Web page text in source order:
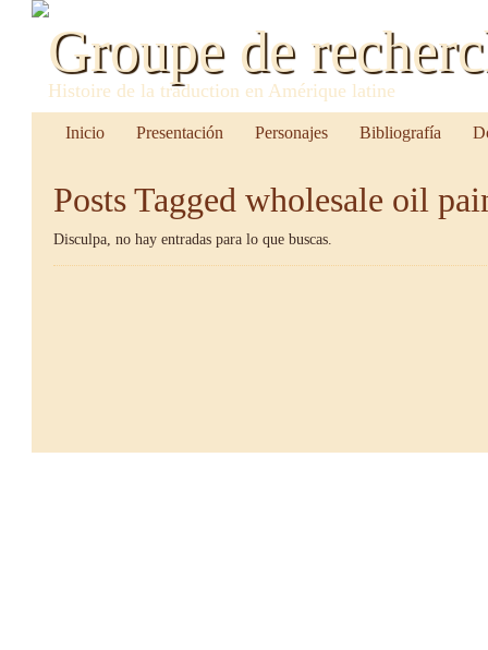
Groupe de
Histoire de la traduction en Amérique latine
Inicio Presentación Personajes Bibliografía
Posts Tagged wholesale oil
Disculpa, no hay entradas para lo que buscas.